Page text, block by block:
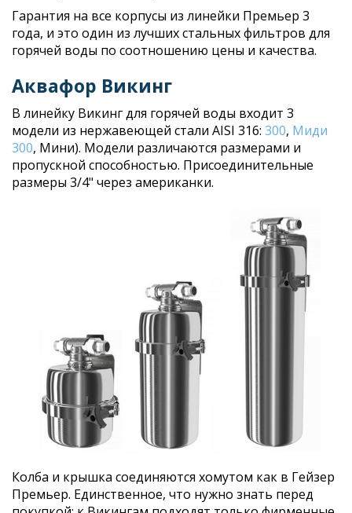
Гарантия на все корпусы из линейки Премьер 3
года, и это один из лучших стальных фильтров для
горячей воды по соотношению цены и качества.
Аквафор Викинг
В линейку Викинг для горячей воды входит 3
модели из нержавеющей стали AISI 316: 300, Миди
300, Мини). Модели различаются размерами и
пропускной способностью. Присоединительные
размеры 3/4" через американки.
Колба и крышка соединяются хомутом как в Гейзер
Премьер. Единственное, что нужно знать перед